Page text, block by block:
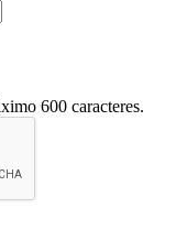
600 caracteres.